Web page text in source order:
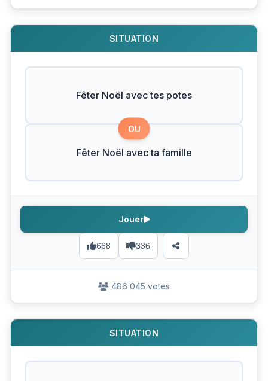
SITUATION
Fêter Noël avec tes potes
OU
Fêter Noël avec ta famille
668 336
Jouer
486 045 votes
SITUATION